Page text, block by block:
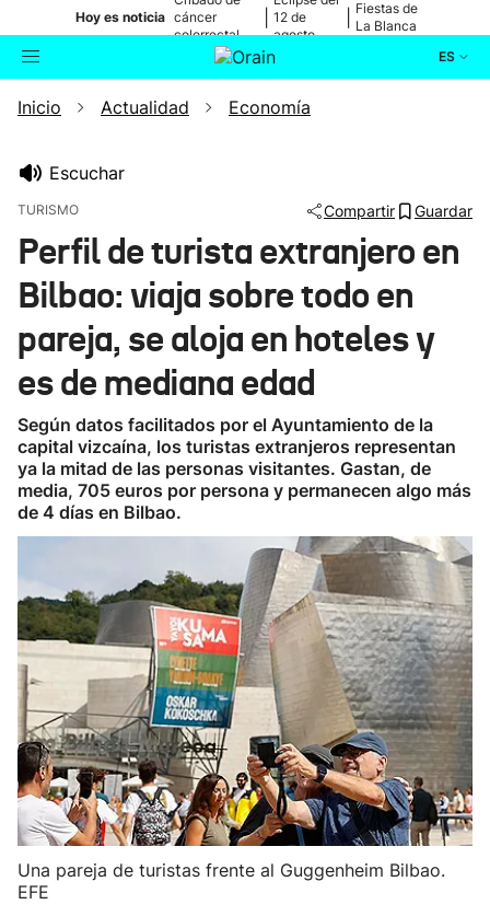
Hoy es noticia cáncer
colorrectal
12 de
agosto
Fiestas de
La Blanca
ES
Buscador Actualidad
Ikusmiran
Eguraldia
Inicio Actualidad Economía
Escuchar
TURISMO Compartir Guardar
Perfil de turista extranjero en
Bilbao: viaja sobre todo en
pareja, se aloja en hoteles y
es de mediana edad
Según datos facilitados por el Ayuntamiento de la
capital vizcaína, los turistas extranjeros representan
ya la mitad de las personas visitantes. Gastan, de
media, 705 euros por persona y permanecen algo más
de 4 días en Bilbao.
Una pareja de turistas frente al Guggenheim Bilbao.
EFE